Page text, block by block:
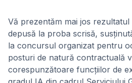
Vă prezentăm mai jos
depusă la proba scrisă,
la concursul organizat pentru
posturi de natură contractuală
corespunzătoare funcțiilor de